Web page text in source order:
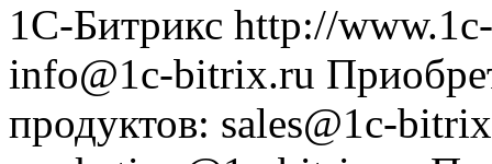
1С-Битрикс http://
info@1c-bitrix.ru
продуктов: sales@1c-